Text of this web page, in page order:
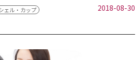
ェル・カップ
2018-08-30